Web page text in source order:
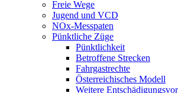
Freie Wege
Jugend und VCD
NOx-Messpaten
Pünktliche Züge
Pünktlichkeit
Betroffene Strecken
Fahrgastrechte
Österreichisches Modell
Weitere